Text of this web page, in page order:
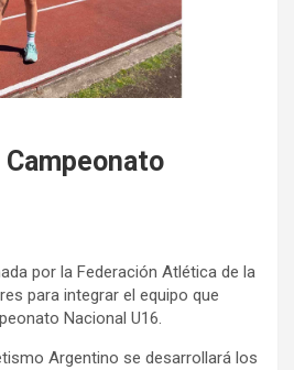
Campeonato
por la Federación Atlética de la
para integrar el equipo que
Nacional U16.
Argentino se desarrollará los